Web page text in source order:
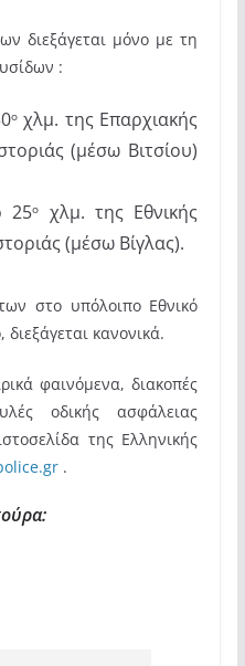
διεξάγεται μόνο με τη
:
οχλμ. της Επαρχιακής
(μέσω Βιτσίου)
25ο
χλμ. της Εθνικής
(μέσω Βίγλας).
στο υπόλοιπο Εθνικό
διεξάγεται κανονικά.
φαινόμενα, διακοπές
οδικής ασφάλειας
της Ελληνικής
.